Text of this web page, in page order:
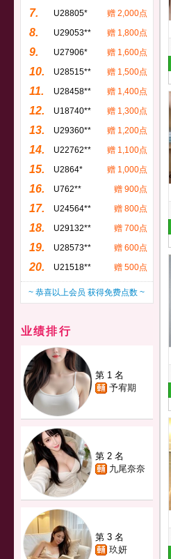
7. U28805* 赠 2,000点
8. U29053** 赠 1,800点
9. U27906* 赠 1,600点
10. U28515** 赠 1,500点
11. U28458** 赠 1,400点
12. U18740** 赠 1,300点
13. U29360** 赠 1,200点
14. U22762** 赠 1,100点
15. U2864* 赠 1,000点
16. U762** 赠 900点
17. U24564** 赠 800点
18. U29132** 赠 700点
19. U28573** 赠 600点
20. U21518** 赠 500点
~ 恭喜以上会员 获得免费点数 ~
业绩排行
第 1 名
予宥期
第 2 名
九尾奈奈
第 3 名
玖妍